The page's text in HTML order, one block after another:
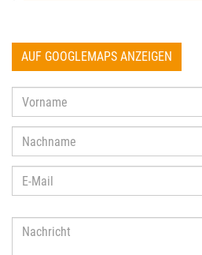
AUF GOOGLEMAPS ANZEIGEN